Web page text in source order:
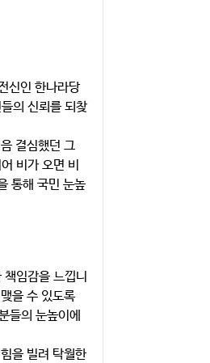
신인 한나라당
의 신뢰를 되찾
결심했던 그
비가 오면 비
통해 국민 눈높
임감을 느낍니
을 수 있도록
들의 눈높이에
을 빌려 탁월한